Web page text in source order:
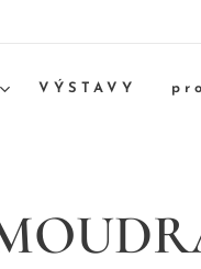
VÝSTAVY